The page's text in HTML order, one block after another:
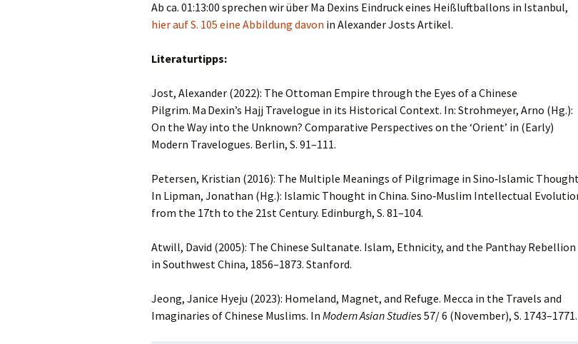
Ab ca. 01:13:00 sprechen wir über Ma Dexins Eindruck eines Heißluftballons in Istanbul,
hier auf S. 105 eine Abbildung davon in Alexander Josts Artikel.
Literaturtipps:
Jost, Alexander (2022): The Ottoman Empire through the Eyes of a Chinese
Pilgrim. Ma Dexin’s Hajj Travelogue in its Historical Context. In: Strohmeyer, Arno (Hg.):
On the Way into the Unknown? Comparative Perspectives on the ‘Orient’ in (Early)
Modern Travelogues. Berlin, S. 91–111.
Petersen, Kristian (2016): The Multiple Meanings of Pilgrimage in Sino‑Islamic
In Lipman, Jonathan (Hg.): Islamic Thought in China. Sino‑Muslim Intellectual
from the 17th to the 21st Century. Edinburgh, S. 81–104.
Atwill, David (2005): The Chinese Sultanate. Islam, Ethnicity, and the Panthay Rebellion
in Southwest China, 1856–1873. Stanford.
Jeong, Janice Hyeju (2023): Homeland, Magnet, and Refuge. Mecca in the Travels and
Imaginaries of Chinese Muslims. In Modern Asian Studies 57/ 6 (November), S. 1743–1771.